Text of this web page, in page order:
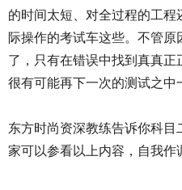
的时间太短、对全过程的工
际操作的考试车这些。不管
了，只有在错误中找到真真
很有可能再下一次的测试之中
东方时尚资深教练告诉你科
家可以参看以上内容，自我作